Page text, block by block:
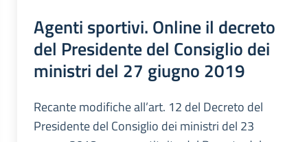
Agenti sportivi. Online il decreto
del Presidente del Consiglio dei
ministri del 27 giugno 2019
Recante modifiche all’art. 12 del Decreto del
Presidente del Consiglio dei ministri del 23